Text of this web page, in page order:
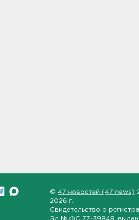
© 47 новостей (47 news)
2026 г.
Свидетельство о
Эл № ФС 77-39848 ,